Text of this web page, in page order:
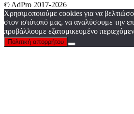
© AdPro 2017-2026
Χρησιμοποιούμε cookies για να
στον ιστότοπό μας, να αναλύσουμε την
προβάλλουμε εξατομικευμένο
Πολιτική απορρήτου